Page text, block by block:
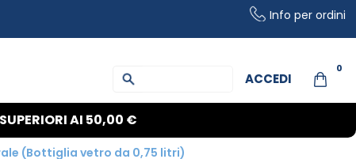
Info per ordini
0
ACCEDI
SUPERIORI AI 50,00 €
(Bottiglia vetro da 0,75 litri)